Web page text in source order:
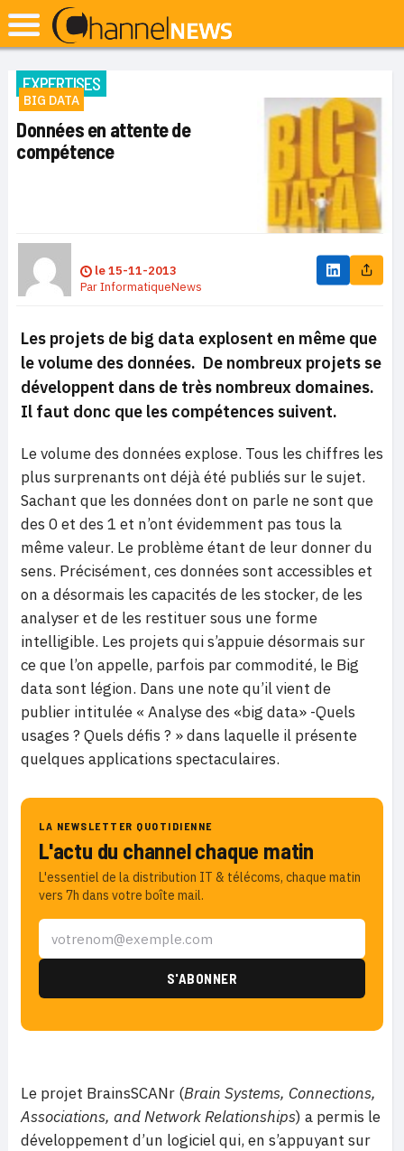
EXPERTISES
BIG DATA
Données en attente de
compétence
le15-11-2013
ParInformatiqueNews
Les projets de big data explosent en même que
le volume des données. De nombreux projets se
développent dans de très nombreux domaines.
Il faut donc que les compétences suivent.
Le volume des données explose. Tous les chiffres les
plus surprenants ont déjà été publiés sur le sujet.
Sachant que les données dont on parle ne sont que
des 0 et des 1 et n’ont évidemment pas tous la
même valeur. Le problème étant de leur donner du
sens. Précisément, ces données sont accessibles et
on a désormais les capacités de les stocker, de les
analyser et de les restituer sous une forme
intelligible. Les projets qui s’appuie désormais sur
ce que l’on appelle, parfois par commodité, le Big
data sont légion. Dans une note qu’il vient de
publier intitulée « Analyse des «big data» -Quels
usages ? Quels défis ? »dans laquelle il présente
quelques applications spectaculaires.
LA NEWSLETTER QUOTIDIENNE
L'actu du channel chaque matin
L'essentiel de la distribution IT & télécoms, chaque matin
vers 7h dans votre boîte mail.
Le projet BrainsSCANr (Brain Systems, Connections,
Associations, and Network Relationships) a permis le
développement d’un logiciel qui, en s’appuyant sur